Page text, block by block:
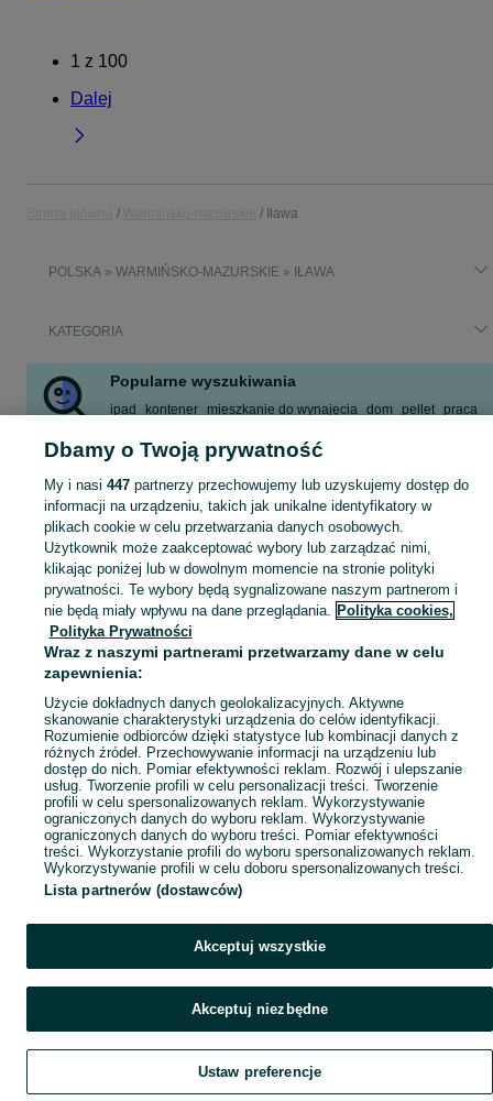
1 z 100
Dalej
Iława
POLSKA » WARMIŃSKO-MAZURSKIE » IŁAWA
KATEGORIA
Popularne wyszukiwania
ipad kontener mieszkanie do wynajęcia dom pellet praca
Skorzystaj z największego serwisu ogłoszeniowego - Iława i okolice! Kupuj to, czego pragniesz i sprzedawaj to, czego już nie potrzebujesz!
Mapa kategorii
Mapa miejscowości
Mapa ministron
Popularne wyszukiwania
Szukaj Obserwujesz Dodaj Czat Konto
Dbamy o Twoją prywatność
My i nasi 447partnerzy przechowujemy lub uzyskujemy dostęp do
informacji na urządzeniu, takich jak unikalne identyfikatory w
plikach cookie w celu przetwarzania danych osobowych.
Użytkownik może zaakceptować wybory lub zarządzać nimi,
klikając poniżej lub w dowolnym momencie na stronie polityki
prywatności. Te wybory będą sygnalizowane naszym partnerom i
nie będą miały wpływu na dane przeglądania. Polityka cookies,
Polityka Prywatności
Wraz z naszymi partnerami przetwarzamy dane w celu
zapewnienia:
Użycie dokładnych danych geolokalizacyjnych. Aktywne
skanowanie charakterystyki urządzenia do celów identyfikacji.
Rozumienie odbiorców dzięki statystyce lub kombinacji danych z
różnych źródeł. Przechowywanie informacji na urządzeniu lub
dostęp do nich. Pomiar efektywności reklam. Rozwój i ulepszanie
usług. Tworzenie profili w celu personalizacji treści. Tworzenie
profili w celu spersonalizowanych reklam. Wykorzystywanie
ograniczonych danych do wyboru reklam. Wykorzystywanie
ograniczonych danych do wyboru treści. Pomiar efektywności
treści. Wykorzystanie profili do wyboru spersonalizowanych reklam.
Wykorzystywanie profili w celu doboru spersonalizowanych treści.
Lista partnerów (dostawców)
Akceptuj wszystkie
Akceptuj niezbędne
Ustaw preferencje